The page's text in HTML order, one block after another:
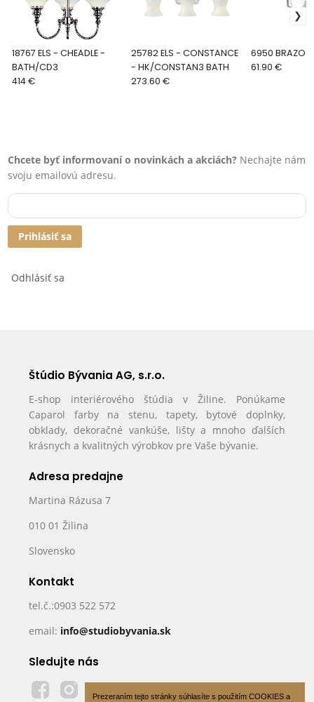
Prezeraním tejto stránky súhlasíte s použitím COOKIES a
18767 ELS - CHEADLE -
BATH/CD3
414 €
25782 ELS - CONSTANCE
- HK/CONSTAN3 BATH
273.60 €
6950 BRAZOS
61.90 €
Chcete byť informovaní o novinkách a akciách? Nechajte nám
svoju emailovú adresu.
Prihlásiť sa
Odhlásiť sa
Štúdio Bývania AG, s.r.o.
E-shop interiérového štúdia v Žiline. Ponúkame
Caparol farby na stenu, tapety, bytové doplnky,
obklady, dekoračné vankúše, lišty a mnoho ďalších
krásnych a kvalitných výrobkov pre Vaše bývanie.
Adresa predajne
Martina Rázusa 7
010 01 Žilina
Slovensko
Kontakt
tel.č.:0903 522 572
email: info@studiobyvania.sk
Sledujte nás